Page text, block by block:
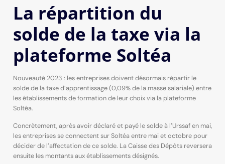
La répartition du
solde de la taxe via la
plateforme Soltéa
Nouveauté 2023 : les entreprises doivent désormais répartir le
solde de la taxe d’apprentissage (0,09% de la masse salariale) entre
les établissements de formation de leur choix via la plateforme
Soltéa.
Concrètement, après avoir déclaré et payé le solde à l’Urssaf en mai,
les entreprises se connectent sur Soltéa entre mai et octobre pour
décider de l’affectation de ce solde. La Caisse des Dépôts reversera
ensuite les montants aux établissements désignés.